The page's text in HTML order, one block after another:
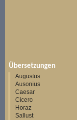
Übersetzungen
Augustus
Ausonius
Caesar
Cicero
Horaz
Sallust